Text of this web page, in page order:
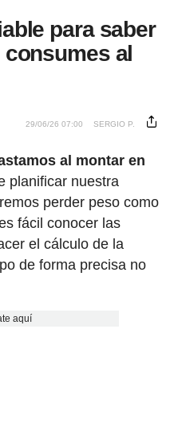
para saber
al
29/06/26 07:00 SERGIO P.
al montar en
planificar nuestra
perder peso como
fácil conocer las
el cálculo de la
de forma precisa no
aquí